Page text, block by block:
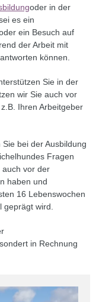
oder in der
es ein
ein Besuch auf
der Arbeit mit
können.
Sie in der
wir Sie auch vor
Ihren Arbeitgeber
bei der Ausbildung
Fragen
auch vor der
haben und
16 Lebenswochen
wird.
in Rechnung